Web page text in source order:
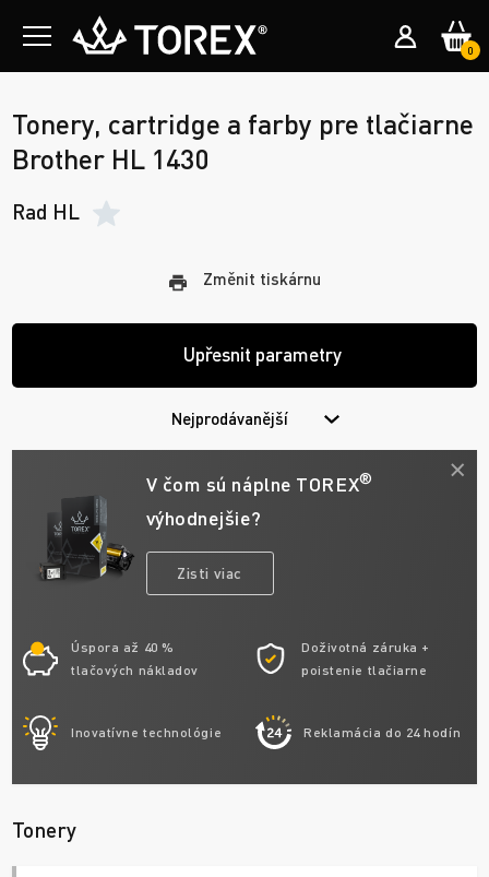
0
Tonery, cartridge a farby pre tlačiarne
Brother HL 1430
Rad HL
Změnit tiskárnu
Upřesnit parametry
Nejprodávanější
V čom sú náplne TOREX®
výhodnejšie?
Zisti viac
Úspora až 40 %
tlačových nákladov
Doživotná záruka +
poistenie tlačiarne
Inovatívne technológie Reklamácia do 24 hodín
Tonery